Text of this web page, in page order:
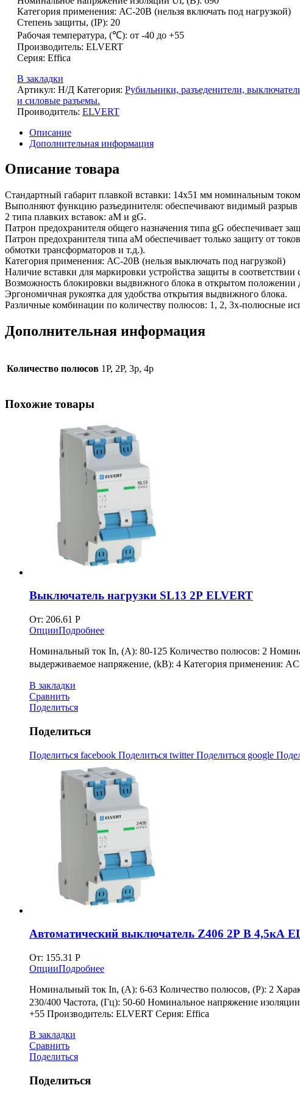
Категория применения: АС-20В (нельзя включать под нагрузкой)
Степень защиты, (IP): 20
Рабочая температура, (℃): от -40 до +55
Производитель: ELVERT
Серия: Effica
В закладки
Артикул: Н/Д Категория: Рубильники, разъеденители,
и силовые разъемы.
Проиводитель: ELVERT
Описание
Дополнительная информация
Описание товара
Стандартный габарит плавкой вставки: 14х51 мм номинальным
Выполняют функцию разъединителя: обеспечивают видимый разрыв
2 типа плавких вставок: аМ и gG.
Патрон предохранителя общего назначения типа gG обеспечивает
Патрон предохранителя типа aM обеспечивает только защиту от
обмотки трансформаторов и т.д.).
Категория применения: АС-20В (нельзя выключать под нагрузкой)
Наличие вставки для маркировки устройства защиты в соответствии
Возможность блокировки выдвижного блока в открытом положении
Эргономичная рукоятка для удобства открытия выдвижного блока.
Различные комбинации по количеству полюсов: 1, 2, 3х-полюсные
Дополнительная информация
Количество полюсов 1P, 2P, 3p, 4p
Похожие товары
Выключатель нагрузки SL13 2Р ELVERT
От: 206.61 Р
ОпцииПодробнее
Номинальный ток In, (А): 80-125 Количество полюсов: 2
выдерживаемое напряжение, (kВ): 4 Категория применения:
В закладки
Сравнить
Поделиться
Поделиться
Поделиться facebook Поделиться twitterПоделиться google
Автоматический выключатель Z406 2Р B 4,5кА
От: 155.31 Р
ОпцииПодробнее
Номинальный ток In, (А): 6-63 Количество полюсов, (P): 2
230/400 Частота, (Гц): 50-60 Номинальное напряжение
+55 Производитель: ELVERT Серия: Effica
В закладки
Сравнить
Поделиться
Поделиться